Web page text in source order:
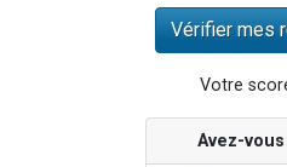
Votre
Avez-